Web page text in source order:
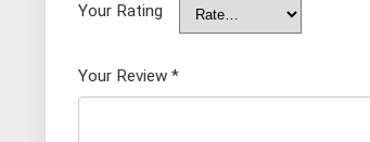
Your Rating
Your Review *